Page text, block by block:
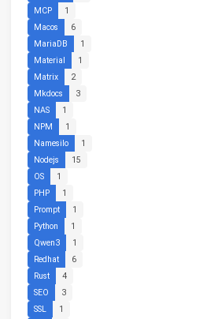
MCP
1
Macos
6
MariaDB
1
Material
1
Matrix
2
Mkdocs
3
NAS
1
NPM
1
Namesilo
1
Nodejs
15
OS
1
PHP
1
Prompt
1
Python
1
Qwen3
1
Redhat
6
Rust
4
SEO
3
SSL
1